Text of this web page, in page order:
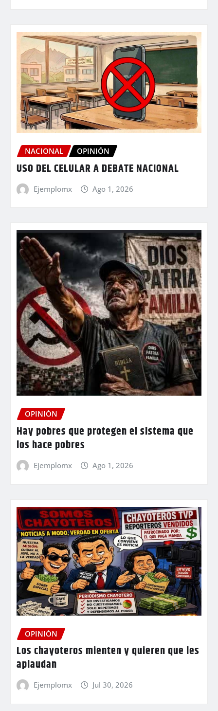
NACIONAL OPINIÓN
USO DEL CELULAR A DEBATE NACIONAL
Ejemplomx Ago 1, 2026
OPINIÓN
Hay pobres que protegen el sistema que
los hace pobres
Ejemplomx Ago 1, 2026
OPINIÓN
Los chayoteros mienten y quieren que les
aplaudan
Ejemplomx Jul 30, 2026